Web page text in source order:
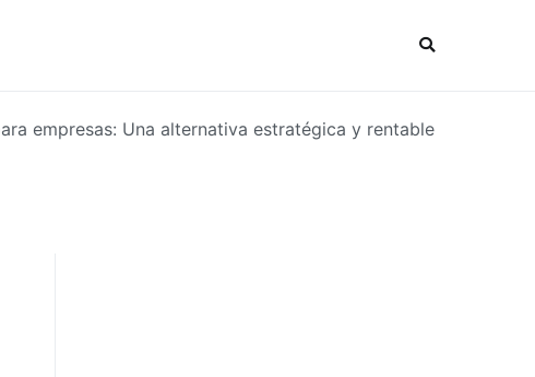
empresas: Una alternativa estratégica y rentable